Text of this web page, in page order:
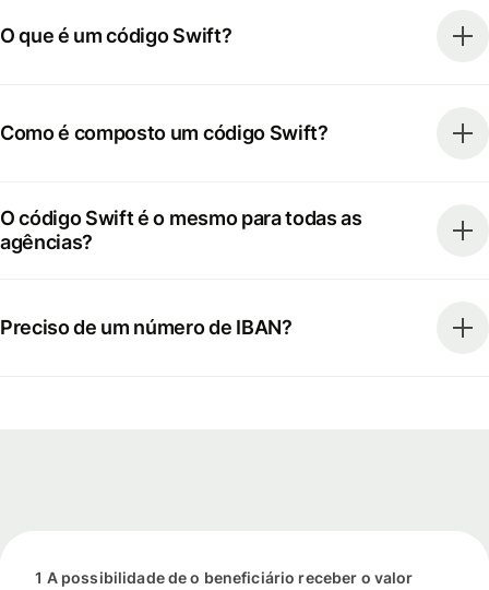
O que é um código Swift?
Como é composto um código Swift?
O código Swift é o mesmo para todas as
agências?
Preciso de um número de IBAN?
1 A possibilidade de o beneficiário receber o valor